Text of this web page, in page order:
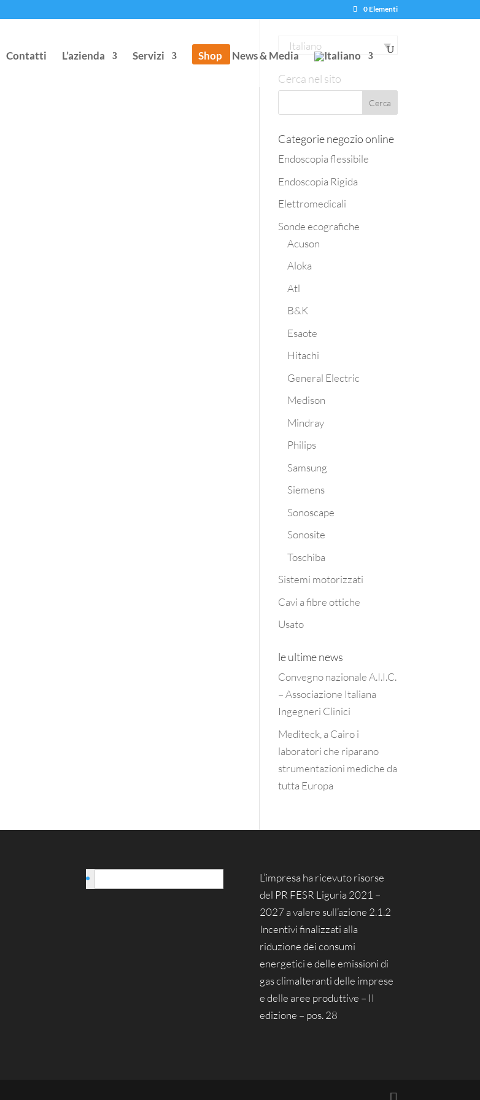
0 Elementi
Contatti L’azienda Servizi Shop News & Media
Italiano
Cerca nel sito
Categorie negozio online
Endoscopia flessibile
Endoscopia Rigida
Elettromedicali
Sonde ecografiche
Acuson
Aloka
Atl
B&K
Esaote
Hitachi
General Electric
Medison
Mindray
Philips
Samsung
Siemens
Sonoscape
Sonosite
Toschiba
Sistemi motorizzati
Cavi a fibre ottiche
Usato
le ultime news
Convegno nazionale A.I.I.C.
– Associazione Italiana
Ingegneri Clinici
Mediteck, a Cairo i
laboratori che riparano
strumentazioni mediche da
tutta Europa
L’impresa ha ricevuto risorse
del PR FESR Liguria 2021 –
2027 a valere sull’azione 2.1.2
Incentivi finalizzati alla
riduzione dei consumi
energetici e delle emissioni di
gas climalteranti delle imprese
e delle aree produttive – II
edizione – pos. 28